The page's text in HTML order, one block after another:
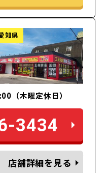
知県
（木曜定休日）
3434
店舗詳細を見る